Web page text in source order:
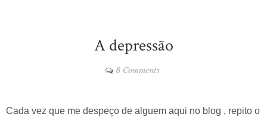
A depressão
8 Comments
Cada vez que me despeço de alguem aqui no blog , repito o